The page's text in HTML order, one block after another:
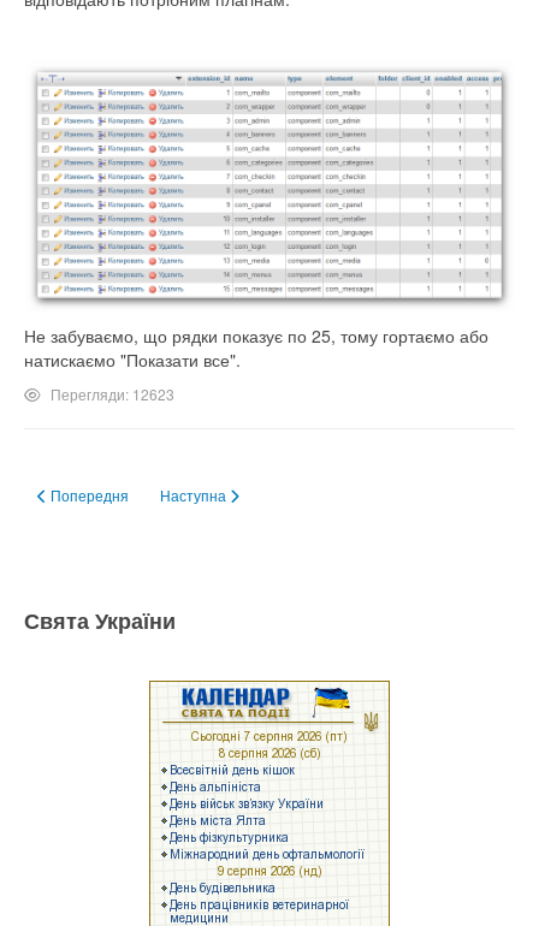
Не забуваємо, що рядки показує по 25, тому гортаємо або
натискаємо "Показати все".
Перегляди: 12623
Попередня стаття: Встановлення Falang 1.4.0 для Joomla! 2.5 і 3
Попередня Наступна стаття: Як прибрати код мови в посиланні
Наступна
Свята України